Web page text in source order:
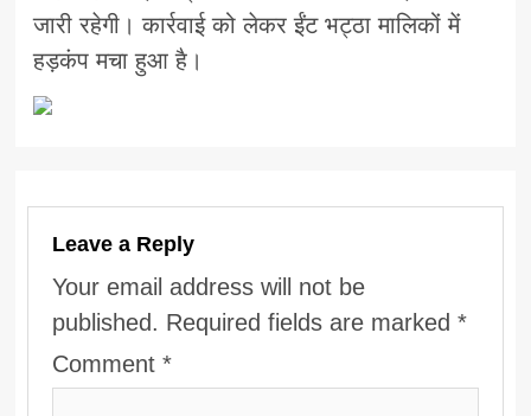
जारी रहेगी। कार्रवाई को लेकर ईंट भट्ठा मालिकों में
हड़कंप मचा हुआ है।
Leave a Reply
Your email address will not be
published. Required fields are marked*
Comment*